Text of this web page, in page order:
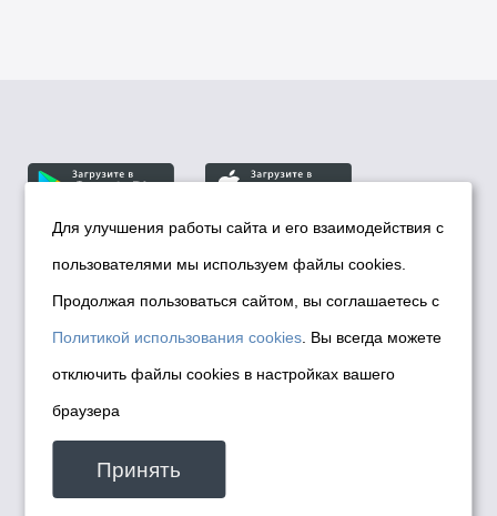
© Департамент информационной политики мэрии
города Новосибирска, 2026
Политика использования Cookies
Политика по обработке персональных
данных в информационных системах
мэрии города Новосибирска
Техническая поддержка сайта -
malinchukvl@mail.ru
Для улучшения работы сайта и его взаимодействия с
пользователями мы используем файлы cookies.
Продолжая пользоваться сайтом, вы соглашаетесь с
Политикой использования cookies . Вы всегда можете
отключить файлы cookies в настройках вашего
браузера
Принять